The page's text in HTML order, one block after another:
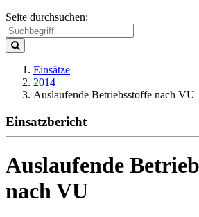
Seite durchsuchen:
Einsätze
2014
Auslaufende Betriebsstoffe nach VU
Einsatzbericht
Auslaufende
nach VU